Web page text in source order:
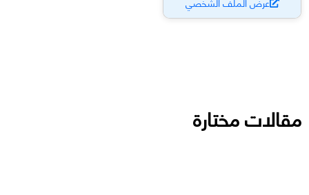
مقالات مختارة